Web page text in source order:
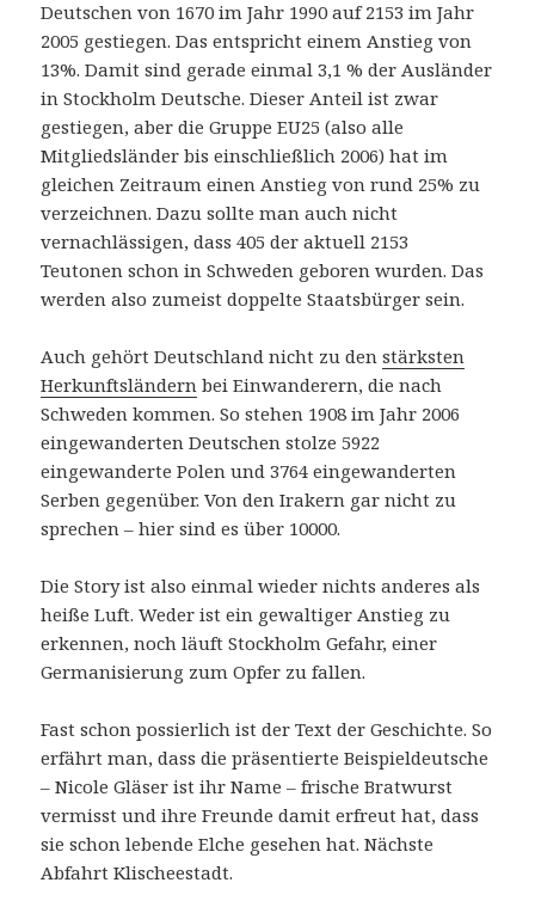
Deutschen von 1670 im Jahr 1990 auf 2153 im Jahr
2005 gestiegen. Das entspricht einem Anstieg von
13%. Damit sind gerade einmal 3,1 % der Ausländer
in Stockholm Deutsche. Dieser Anteil ist zwar
gestiegen, aber die Gruppe EU25 (also alle
Mitgliedsländer bis einschließlich 2006) hat im
gleichen Zeitraum einen Anstieg von rund 25% zu
verzeichnen. Dazu sollte man auch nicht
vernachlässigen, dass 405 der aktuell 2153
Teutonen schon in Schweden geboren wurden. Das
werden also zumeist doppelte Staatsbürger sein.
Auch gehört Deutschland nicht zu denstärksten
Herkunftsländern bei Einwanderern, die nach
Schweden kommen. So stehen 1908 im Jahr 2006
eingewanderten Deutschen stolze 5922
eingewanderte Polen und 3764 eingewanderten
Serben gegenüber. Von den Irakern gar nicht zu
sprechen – hier sind es über 10000.
Die Story ist also einmal wieder nichts anderes als
heiße Luft. Weder ist ein gewaltiger Anstieg zu
erkennen, noch läuft Stockholm Gefahr, einer
Germanisierung zum Opfer zu fallen.
Fast schon possierlich ist der Text der Geschichte. So
erfährt man, dass die präsentierte Beispieldeutsche
– Nicole Gläser ist ihr Name – frische Bratwurst
vermisst und ihre Freunde damit erfreut hat, dass
sie schon lebende Elche gesehen hat. Nächste
Abfahrt Klischeestadt.